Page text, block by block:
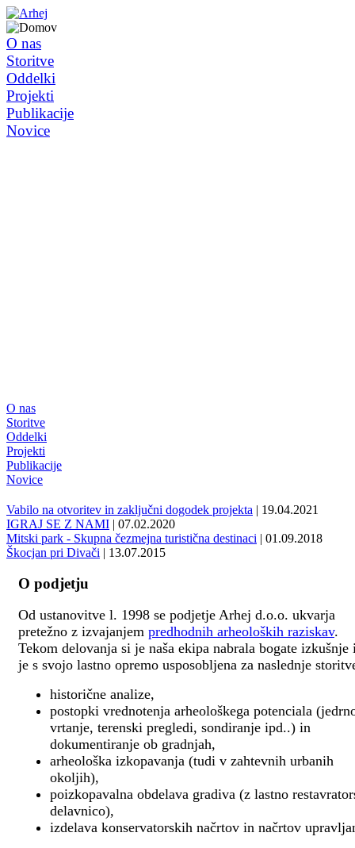
O nas
Storitve
Oddelki
Projekti
Publikacije
Novice
O nas
Storitve
Oddelki
Projekti
Publikacije
Novice
Vabilo na otvoritev in zaključni dogodek projekta | 19.04.2021
IGRAJ SE Z NAMI | 07.02.2020
Mitski park - Skupna čezmejna turistična destinaci | 01.09.2018
Škocjan pri Divači | 13.07.2015
O podjetju
Od ustanovitve l. 1998 se podjetje Arhej d.o.o. ukvarja
pretežno z izvajanjem predhodnih arheoloških raziskav.
Tekom delovanja si je naša ekipa nabrala bogate izkušnje
je s svojo lastno opremo usposobljena za naslednje
historične analize,
postopki vrednotenja arheološkega potenciala
vrtanje, terenski pregledi, sondiranje ipd..) in
dokumentiranje ob gradnjah,
arheološka izkopavanja (tudi v zahtevnih urbanih
okoljih),
poizkopavalna obdelava gradiva (z lastno
delavnico),
izdelava konservatorskih načrtov in načrtov